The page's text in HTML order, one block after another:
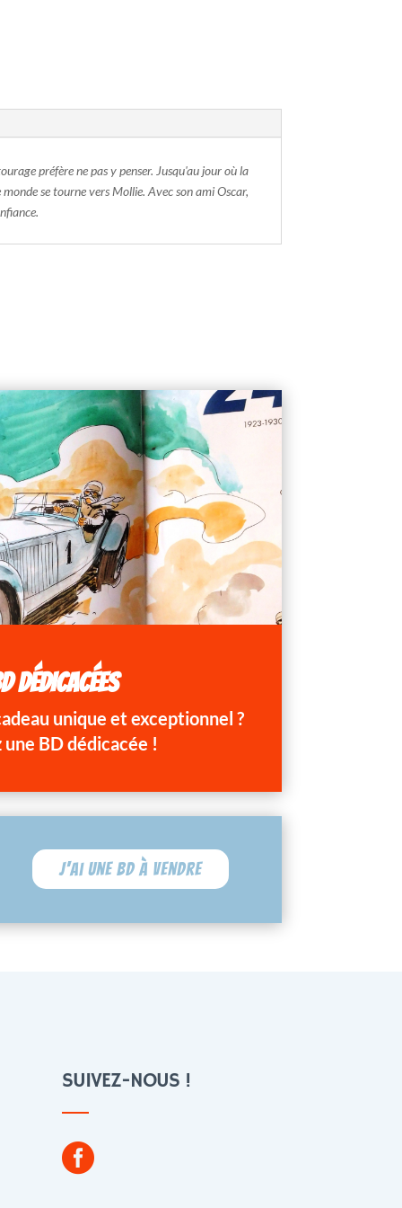
préfère ne pas y penser. Jusqu'au jour où la
se tourne vers Mollie. Avec son ami Oscar,
DÉDICACÉES
unique et exceptionnel ?
BD dédicacée !
J'ai une BD à vendre
SUIVEZ-NOUS !
